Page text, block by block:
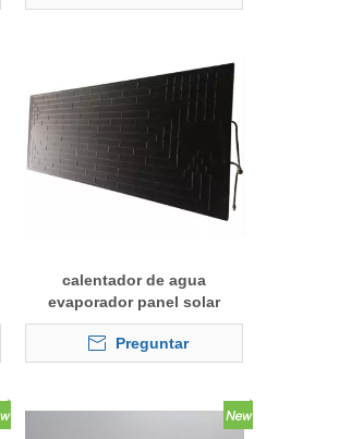
calentador de agua
evaporador panel solar
termodinámico
Preguntar